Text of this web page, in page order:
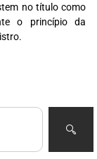
no título como
o princípio da